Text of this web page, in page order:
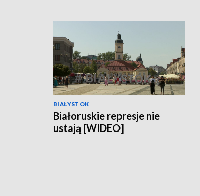
BIAŁYSTOK
Białoruskie represje nie
ustają [WIDEO]